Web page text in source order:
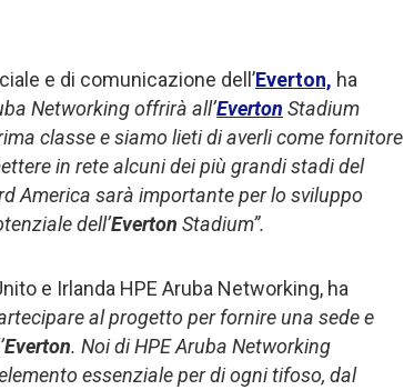
e di comunicazione dell’Everton, ha
Networking offrirà all’Everton Stadium
classe e siamo lieti di averli come fornitore
in rete alcuni dei più grandi stadi del
America sarà importante per lo sviluppo
dell’Everton Stadium”.
e Irlanda HPE Aruba Networking, ha
al progetto per fornire una sede e
Everton. Noi di HPE Aruba Networking
essenziale per di ogni tifoso, dal